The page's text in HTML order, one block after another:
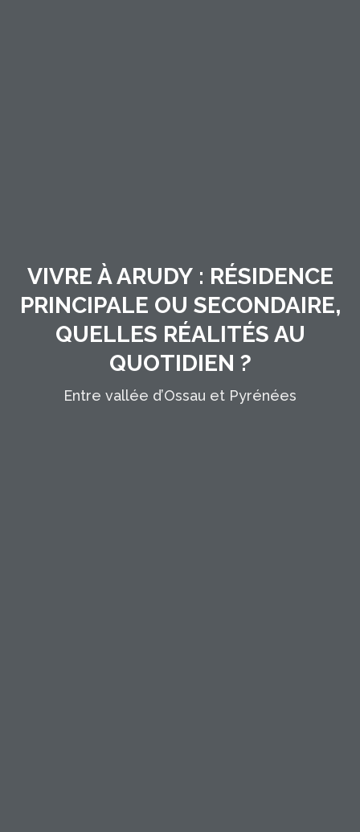
VIVRE À ARUDY : RÉSIDENCE
PRINCIPALE OU SECONDAIRE,
QUELLES RÉALITÉS AU
QUOTIDIEN ?
Entre vallée d’Ossau et Pyrénées